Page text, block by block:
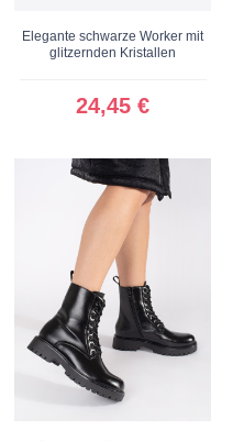
Elegante schwarze Worker mit
glitzernden Kristallen
24,45 €